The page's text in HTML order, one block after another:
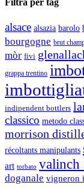
Filtra per tag
alsace alsazia barolo
bourgogne brut
mòr fivi
grappa trentino
indipendent bottlers
classico metodo
morrison
récoltants manipulants
art torbato valinch
doganale vigneron